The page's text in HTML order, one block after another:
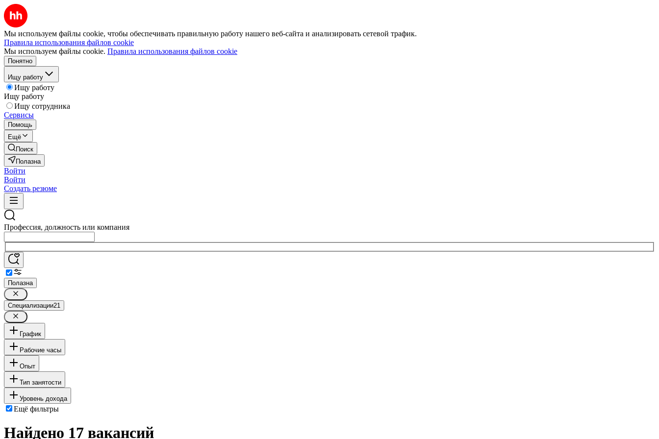
Мы используем файлы cookie, чтобы обеспечивать правильную работу нашего веб-сайта и анализировать сетевой трафик.
Правила использования файлов cookie
Мы используем файлы cookie. Правила использования файлов cookie
Понятно
Ищу работу
Ищу работу
Ищу работу
Ищу сотрудника
Сервисы
Помощь
Ещё
Поиск
Полазна
Войти
Войти
Создать резюме
Профессия, должность или компания
Полазна
Специализации21
График
Рабочие часы
Опыт
Тип занятости
Уровень дохода
Ещё фильтры
Найдено 17 вакансий